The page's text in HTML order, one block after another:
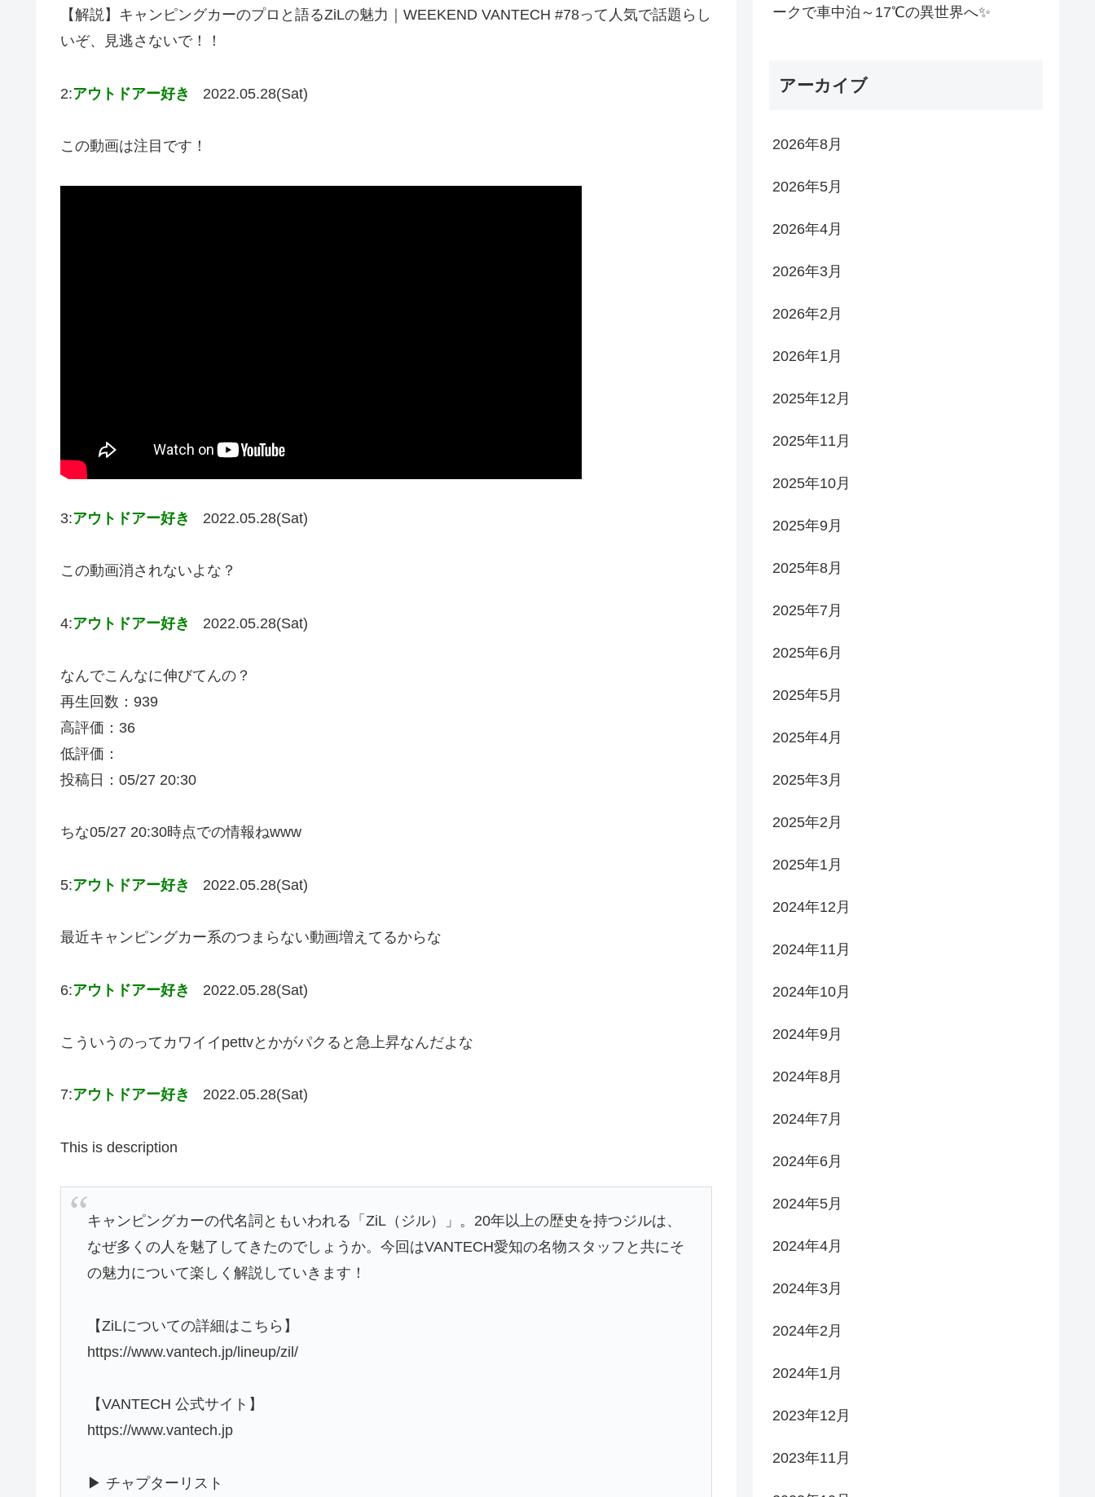
【解説】キャンピングカーのプロと語るZiLの魅力｜WEEKEND VANTECH #78って人気で話題らし
いぞ、見逃さないで！！
2:アウトドアー好き 2022.05.28(Sat)
この動画は注目です！
3:アウトドアー好き 2022.05.28(Sat)
この動画消されないよな？
4:アウトドアー好き 2022.05.28(Sat)
なんでこんなに伸びてんの？
再生回数：939
高評価：36
低評価：
投稿日：05/27 20:30
ちな05/27 20:30時点での情報ねwww
5:アウトドアー好き 2022.05.28(Sat)
最近キャンピングカー系のつまらない動画増えてるからな
6:アウトドアー好き 2022.05.28(Sat)
こういうのってカワイイpettvとかがパクると急上昇なんだよな
7:アウトドアー好き 2022.05.28(Sat)
This is description
キャンピングカーの代名詞ともいわれる「ZiL（ジル）」。20年以上の歴史を持つジルは、
なぜ多くの人を魅了してきたのでしょうか。今回はVANTECH愛知の名物スタッフと共にそ
の魅力について楽しく解説していきます！
【ZiLについての詳細はこちら】
https://www.vantech.jp/lineup/zil/
【VANTECH 公式サイト】
https://www.vantech.jp
▶︎ チャプターリスト
ークで車中泊～17℃の異世界へ✨
アーカイブ
2026年8月
2026年5月
2026年4月
2026年3月
2026年2月
2026年1月
2025年12月
2025年11月
2025年10月
2025年9月
2025年8月
2025年7月
2025年6月
2025年5月
2025年4月
2025年3月
2025年2月
2025年1月
2024年12月
2024年11月
2024年10月
2024年9月
2024年8月
2024年7月
2024年6月
2024年5月
2024年4月
2024年3月
2024年2月
2024年1月
2023年12月
2023年11月